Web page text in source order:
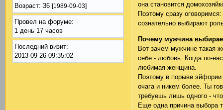
Возраст: 36[1989-09-03]
Провел на форуме:
1 день 17 часов
Последний визит:
2013-09-26 09:35:02
она становится
Поэтому сразу
сознательно выбирают
Почему мужчина
Вот зачем мужчине такая
себе - любовь. Когда по-
любимая женщина.
Поэтому в порыве
очага и никем более. Ты
требуешь лишь одного -
Еще одна причина выбора